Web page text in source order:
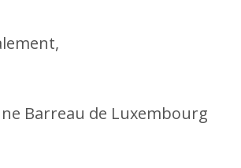
Barreau de Luxembourg